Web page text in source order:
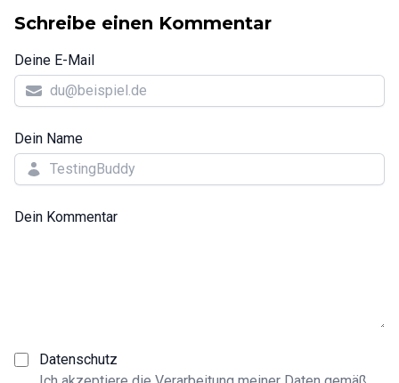
Schreibe einen Kommentar
Deine E-Mail
Dein Name
Dein Kommentar
Datenschutz